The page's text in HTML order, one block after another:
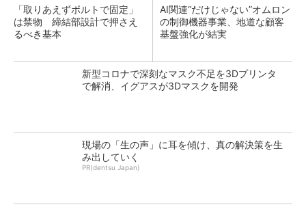
「取りあえずボルトで固定」
は禁物 締結部設計で押さえ
るべき基本
AI関連“だけじゃない”オムロン
の制御機器事業、地道な顧客
基盤強化が結実
新型コロナで深刻なマスク不足を3Dプリンタ
で解消、イグアスが3Dマスクを開発
現場の「生の声」に耳を傾け、真の解決策を生
み出していく
PR(dentsu Japan)